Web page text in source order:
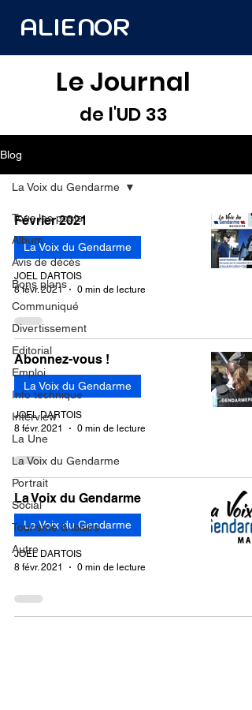
ALIENOR
Le Journal
de l'UD 33
Blog
Tous les posts
Album
Avis de décès
Bons plans
Communiqué
Divertissement
Editorial
Emploi
Info technique
Interview
La Une
La Voix du Gendarme
Portrait
Social
Tourisme & loisirs
Autre
La Voix du Gendarme
Février 2021
La Voix du Gendarme
JOEL DARTOIS
8 févr. 2021
0 min de lecture
Abonnez-vous !
La Voix du Gendarme
JOEL DARTOIS
8 févr. 2021
0 min de lecture
La Voix du Gendarme
La Voix du Gendarme
JOEL DARTOIS
8 févr. 2021
0 min de lecture